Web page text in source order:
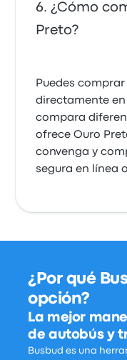
¿Cómo
Preto?
Puedes
directamente en
compara
ofrece Ouro
convenga y
segura en línea
¿Por qué
opción?
La mejor
de autobús y
Busbud es una